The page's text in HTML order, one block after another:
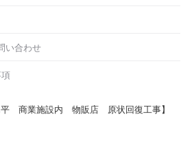
い合わせ
平 商業施設内 物販店 原状回復工事】